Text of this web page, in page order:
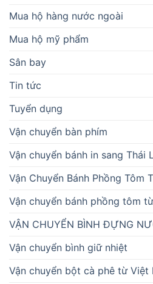
Mua hộ hàng nước ngoài
Mua hộ mỹ phẩm
Sân bay
Tin tức
Tuyển dụng
Vận chuyển bàn phím
Vận chuyển bánh in sang Thái
Vận Chuyển Bánh Phồng Tôm
Vận chuyển bánh phồng tôm
VẬN CHUYỂN BÌNH ĐỰNG
Vận chuyển bình giữ nhiệt
Vận chuyển bột cà phê từ Việt